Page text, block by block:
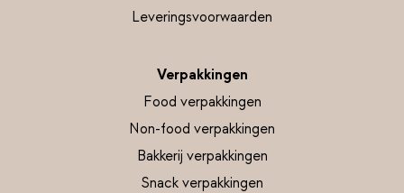
Leveringsvoorwaarden
Verpakkingen
Food verpakkingen
Non-food verpakkingen
Bakkerij verpakkingen
Snack verpakkingen